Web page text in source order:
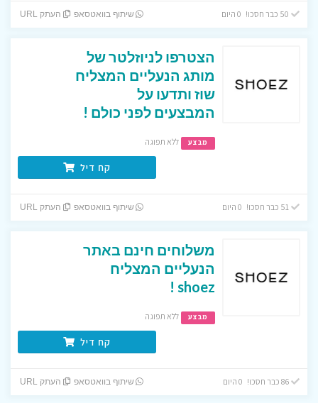
שיתוף בוואטסאפ העתק URL
הצטרפו לניוזלטר של
מותג הנעליים המצליח
שוז ותדעו על
המבצעים לפני כולם !
מבצע ללא תפוגה
קח דיל
51 כבר חסכו! 0 היום שיתוף בוואטסאפ העתק URL
משלוחים חינם באתר
הנעליים המצליח
shoez !
מבצע ללא תפוגה
קח דיל
86 כבר חסכו! 0 היום שיתוף בוואטסאפ העתק URL